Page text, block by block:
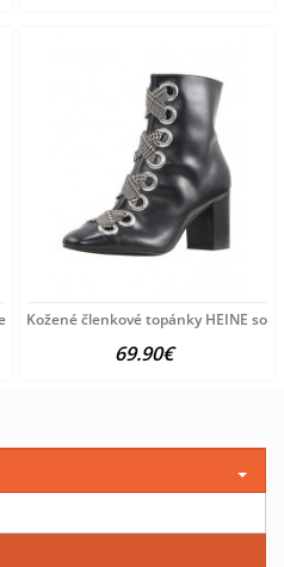
Heine, sivobežová
Kožené členkové topánky HEINE so
69.90€